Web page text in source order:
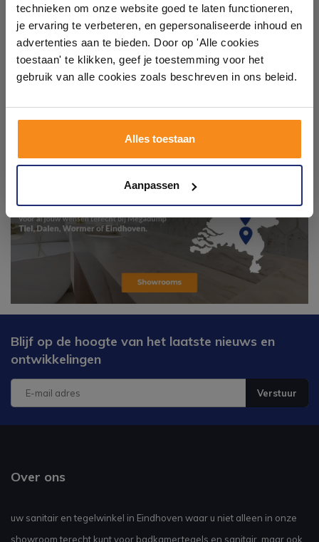
technieken om onze website goed te laten functioneren,
je ervaring te verbeteren, en gepersonaliseerde inhoud en
advertenties aan te bieden. Door op 'Alle cookies
toestaan' te klikken, geef je toestemming voor het
gebruik van alle cookies zoals beschreven in ons beleid.
Alles toestaan
Aanpassen
Blijf op de hoogte van het laatste nieuws en
ontwikkelingen
Verstuur
Over ons
uw sanitair en tegelwinkel in Eindhoven waar u niet alleen in onze
showroom terecht kunt voor badkamertegels en sanitair, maar ook
Laat je inspireren door 21 volledig ingerichte
badkameropstellingen – van compact tot luxe. Onze
ervaren adviseurs helpen je persoonlijk, en je vindt
tegels & sanitair direct uit voorraad. Gratis parkeren
op eigen terrein.
Kom langs en ervaar zelf het verschil!